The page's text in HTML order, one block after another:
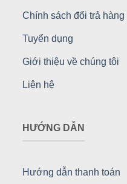
Chính sách đổi trả hàng
Tuyển dụng
Giới thiệu về chúng tôi
Liên hệ
HƯỚNG DẪN
Hướng dẫn thanh toán